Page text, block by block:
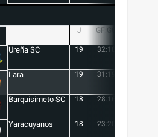
J GF:GC
Ureña SC 19 32:18
Lara 19 31:19
Barquisimeto SC 18 28:16
Yaracuyanos 18 23:20